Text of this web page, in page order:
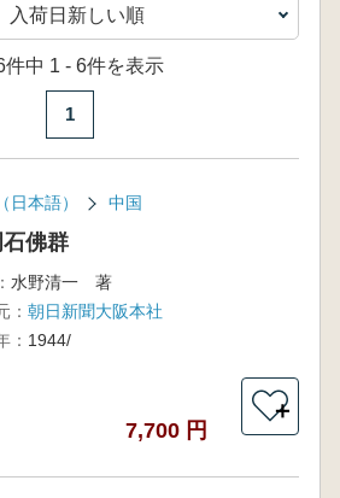
件中 1 - 6件を表示
1
日本語） 中国
佛群
水野清一 著
： 朝日新聞大阪本社
： 1944/
7,700 円
＋